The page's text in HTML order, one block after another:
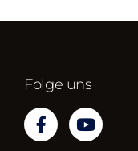
Folge uns